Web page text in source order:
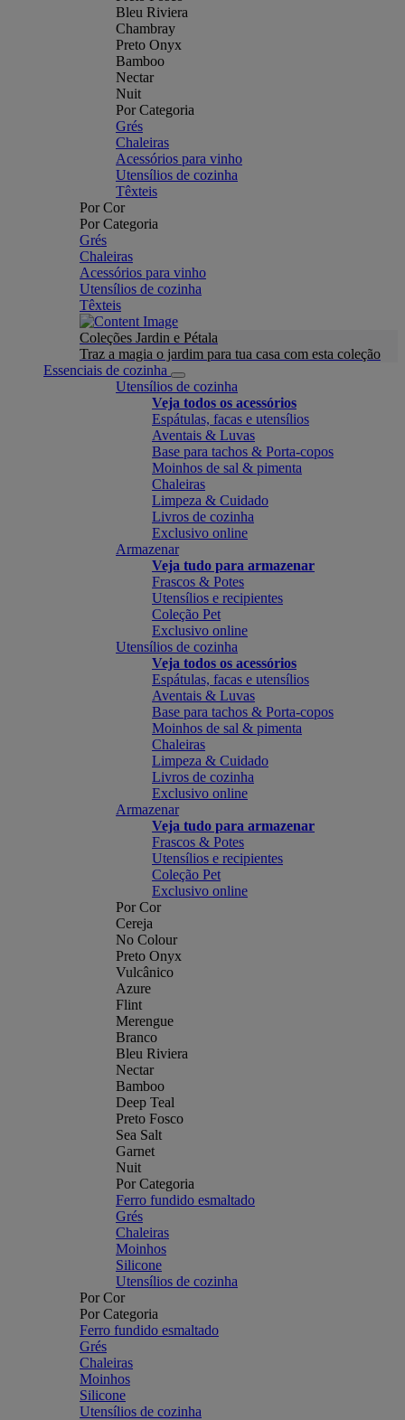
Bleu Riviera
Chambray
Preto Onyx
Bamboo
Nectar
Nuit
Por Categoria
Grés
Chaleiras
Acessórios para vinho
Utensílios de cozinha
Têxteis
Por Cor
Por Categoria
Grés
Chaleiras
Acessórios para vinho
Utensílios de cozinha
Têxteis
Coleções Jardin e Pétala
Traz a magia o jardim para tua casa com esta coleção
Essenciais de cozinha
Utensílios de cozinha
Veja todos os acessórios
Espátulas, facas e utensílios
Aventais & Luvas
Base para tachos & Porta-copos
Moinhos de sal & pimenta
Chaleiras
Limpeza & Cuidado
Livros de cozinha
Exclusivo online
Armazenar
Veja tudo para armazenar
Frascos & Potes
Utensílios e recipientes
Coleção Pet
Exclusivo online
Utensílios de cozinha
Veja todos os acessórios
Espátulas, facas e utensílios
Aventais & Luvas
Base para tachos & Porta-copos
Moinhos de sal & pimenta
Chaleiras
Limpeza & Cuidado
Livros de cozinha
Exclusivo online
Armazenar
Veja tudo para armazenar
Frascos & Potes
Utensílios e recipientes
Coleção Pet
Exclusivo online
Por Cor
Cereja
No Colour
Preto Onyx
Vulcânico
Azure
Flint
Merengue
Branco
Bleu Riviera
Nectar
Bamboo
Deep Teal
Preto Fosco
Sea Salt
Garnet
Nuit
Por Categoria
Ferro fundido esmaltado
Grés
Chaleiras
Moinhos
Silicone
Utensílios de cozinha
Por Cor
Por Categoria
Ferro fundido esmaltado
Grés
Chaleiras
Moinhos
Silicone
Utensílios de cozinha